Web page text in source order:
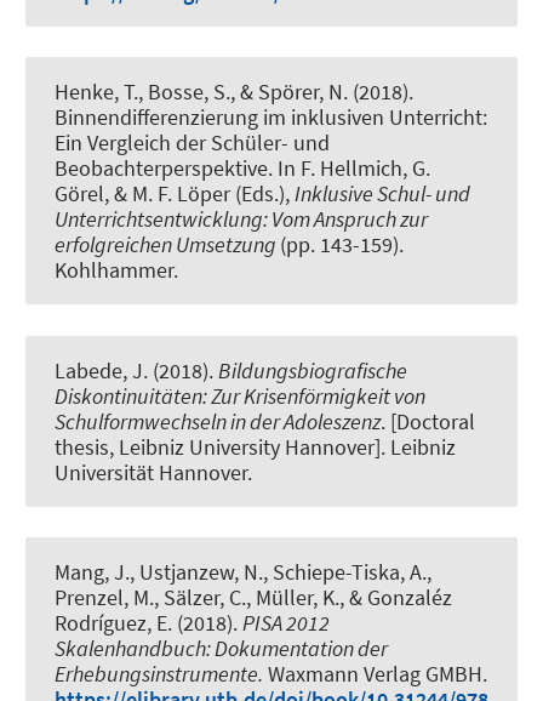
Henke, T., Bosse, S., & Spörer, N. (2018).
Binnendifferenzierung im inklusiven Unterricht:
Ein Vergleich der Schüler- und
Beobachterperspektive. In F. Hellmich, G.
Görel, & M. F. Löper (Eds.),Inklusive Schul- und
Unterrichtsentwicklung: Vom Anspruch zur
erfolgreichen Umsetzung (pp. 143-159).
Kohlhammer.
Labede, J. (2018). Bildungsbiografische
Diskontinuitäten: Zur Krisenförmigkeit von
Schulformwechseln in der Adoleszenz. [Doctoral
thesis, Leibniz University Hannover]. Leibniz
Universität Hannover.
Mang, J., Ustjanzew, N., Schiepe-Tiska, A.,
Prenzel, M., Sälzer, C., Müller, K., & Gonzaléz
Rodríguez, E. (2018).PISA 2012
Skalenhandbuch: Dokumentation der
Erhebungsinstrumente. Waxmann Verlag GMBH.